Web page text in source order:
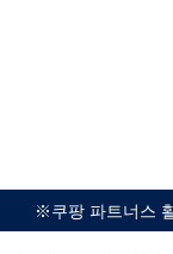
※쿠팡 파트너스